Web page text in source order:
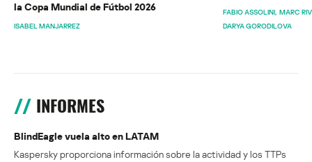
la Copa Mundial de Fútbol 2026
ISABEL MANJARREZ
FABIO ASSOLINI MARC
DARYA GORODILOVA
INFORMES
BlindEagle vuela alto en LATAM
Kaspersky proporciona información sobre la actividad y los TTPs